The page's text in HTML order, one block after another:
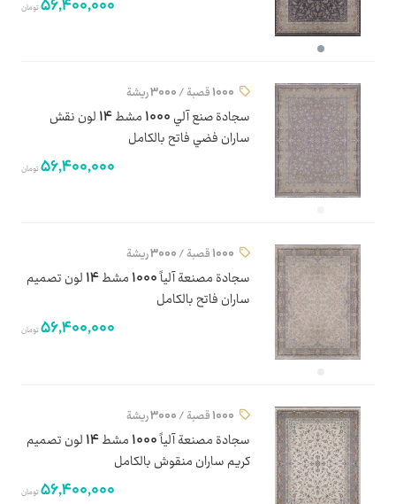
56,400,000تومان
1000 قصبة / 3000 ريشة
سجادة صنع آلي 1000 مشط 14 لون نقش
ساران فضي فاتح بالكامل
56,400,000تومان
1000 قصبة / 3000 ريشة
سجادة مصنعة آلياً 1000 مشط 14 لون تصميم
ساران فاتح بالكامل
56,400,000تومان
1000 قصبة / 3000 ريشة
سجادة مصنعة آلياً 1000 مشط 14 لون تصميم
كريم ساران منقوش بالكامل
56,400,000تومان